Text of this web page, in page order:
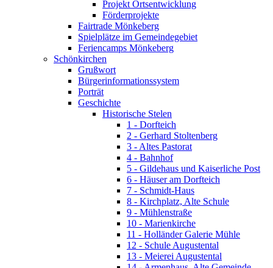
Projekt Ortsentwicklung
Förderprojekte
Fairtrade Mönkeberg
Spielplätze im Gemeindegebiet
Feriencamps Mönkeberg
Schönkirchen
Grußwort
Bürgerinformationssystem
Porträt
Geschichte
Historische Stelen
1 - Dorfteich
2 - Gerhard Stoltenberg
3 - Altes Pastorat
4 - Bahnhof
5 - Gildehaus und Kaiserliche Post
6 - Häuser am Dorfteich
7 - Schmidt-Haus
8 - Kirchplatz, Alte Schule
9 - Mühlenstraße
10 - Marienkirche
11 - Holländer Galerie Mühle
12 - Schule Augustental
13 - Meierei Augustental